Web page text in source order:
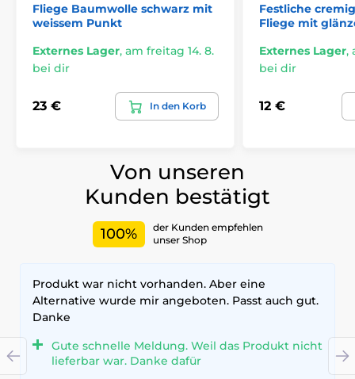
Fliege Baumwolle schwarz mit
weissem Punkt
Externes Lager, am freitag 14. 8.
bei dir
23 € In den Korb
Festliche
Fliege mit
Externes Lager,
bei dir
12 €
Von unseren
Kunden bestätigt
100%
der Kunden empfehlen
unser Shop
Produkt war nicht vorhanden. Aber eine
Alternative wurde mir angeboten. Passt auch gut.
Danke
Gute schnelle Meldung. Weil das Produkt nicht
lieferbar war. Danke dafür